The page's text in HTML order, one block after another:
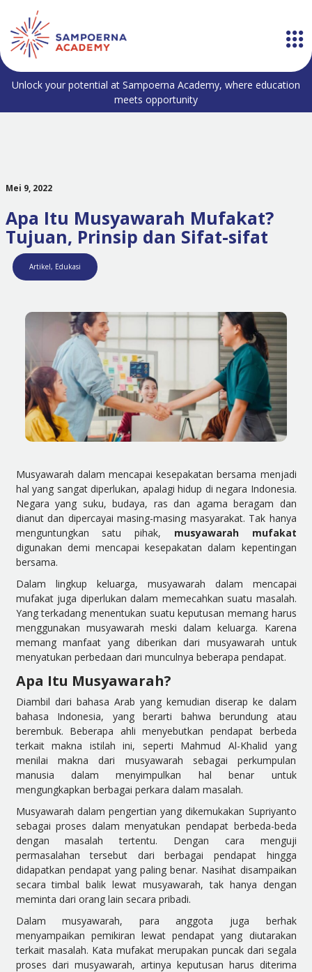
Unlock your potential at Sampoerna Academy, where education
meets opportunity
Mei 9, 2022
Apa Itu Musyawarah Mufakat?
Tujuan, Prinsip dan Sifat-sifat
Artikel, Edukasi
Musyawarah dalam mencapai kesepakatan bersama menjadi
hal yang sangat diperlukan, apalagi hidup di negara Indonesia.
Negara yang suku, budaya, ras dan agama beragam dan
dianut dan dipercayai masing-masing masyarakat. Tak hanya
menguntungkan satu pihak, musyawarah mufakat
digunakan demi mencapai kesepakatan dalam kepentingan
bersama.
Dalam lingkup keluarga, musyawarah dalam mencapai
mufakat juga diperlukan dalam memecahkan suatu masalah.
Yang terkadang menentukan suatu keputusan memang harus
menggunakan musyawarah meski dalam keluarga. Karena
memang manfaat yang diberikan dari musyawarah untuk
menyatukan perbedaan dari munculnya beberapa pendapat.
Apa Itu Musyawarah?
Diambil dari bahasa Arab yang kemudian diserap ke dalam
bahasa Indonesia, yang berarti bahwa berundung atau
berembuk. Beberapa ahli menyebutkan pendapat berbeda
terkait makna istilah ini, seperti Mahmud Al-Khalid yang
menilai makna dari musyawarah sebagai perkumpulan
manusia dalam menyimpulkan hal benar untuk
mengungkapkan berbagai perkara dalam masalah.
Musyawarah dalam pengertian yang dikemukakan Supriyanto
sebagai proses dalam menyatukan pendapat berbeda-beda
dengan masalah tertentu. Dengan cara menguji
permasalahan tersebut dari berbagai pendapat hingga
didapatkan pendapat yang paling benar. Nasihat disampaikan
secara timbal balik lewat musyawarah, tak hanya dengan
meminta dari orang lain secara pribadi.
Dalam musyawarah, para anggota juga berhak
menyampaikan pemikiran lewat pendapat yang diutarakan
terkait masalah. Kata mufakat merupakan puncak dari segala
proses dari musyawarah, artinya keputusan harus diterima